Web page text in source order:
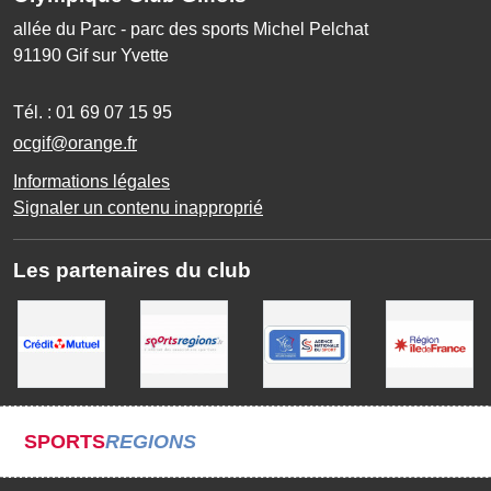
allée du Parc - parc des sports Michel Pelchat
91190 Gif sur Yvette
Tél. : 01 69 07 15 95
ocgif@orange.fr
Informations légales
Signaler un contenu inapproprié
Les partenaires du club
SPORTSREGIONS